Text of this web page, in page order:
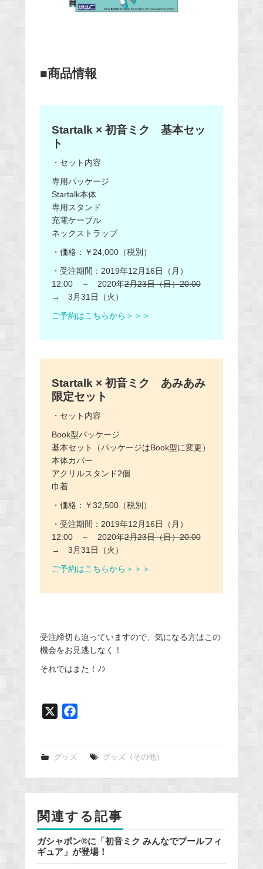
■商品情報
Startalk × 初音ミク 基本セッ
ト
・セット内容
ㅤ専用パッケージ
ㅤStartalk本体
ㅤ専用スタンド
ㅤ充電ケーブル
ㅤネックストラップ
・価格：￥24,000（税別）
・受注期間：2019年12月16日（月）
12:00 ～ 2020年2月23日（日）20:00
→ 3月31日（火）
ご予約はこちらから＞＞＞
Startalk × 初音ミク あみあみ
限定セット
・セット内容
ㅤBook型パッケージ
ㅤ基本セット（パッケージはBook型に変更）
ㅤ本体カバー
ㅤアクリルスタンド2個
ㅤ巾着
・価格：￥32,500（税別）
・受注期間：2019年12月16日（月）
12:00 ～ 2020年2月23日（日）20:00
→ 3月31日（火）
ご予約はこちらから＞＞＞
受注締切も迫っていますので、気になる方はこの
機会をお見逃しなく！
それではまた！ﾉｼ
k
グッズ グッズ（その他）
関連する記事
ガシャポン®に「初音ミク みんなでプールフィ
ギュア」が登場！